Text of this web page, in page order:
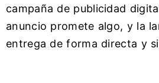
campaña de publicidad
anuncio promete algo, y la
entrega de forma directa y